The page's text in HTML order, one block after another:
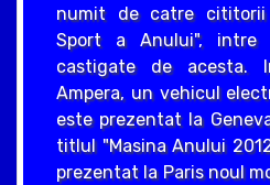
numit de catre cititorii
Sport a Anului",
castigate de acesta.
Ampera, un vehicul
este prezentat la
titlul "Masina Anului
prezentat la Paris noul